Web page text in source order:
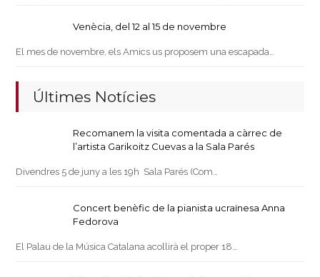
Venècia, del 12 al 15 de novembre
El mes de novembre, els Amics us proposem una escapada…
Últimes Notícies
Recomanem la visita comentada a càrrec de
l’artista Garikoitz Cuevas a la Sala Parés
Divendres 5 de juny a les 19h Sala Parés (Com…
Concert benèfic de la pianista ucraïnesa Anna
Fedorova
El Palau de la Música Catalana acollirà el proper 18…